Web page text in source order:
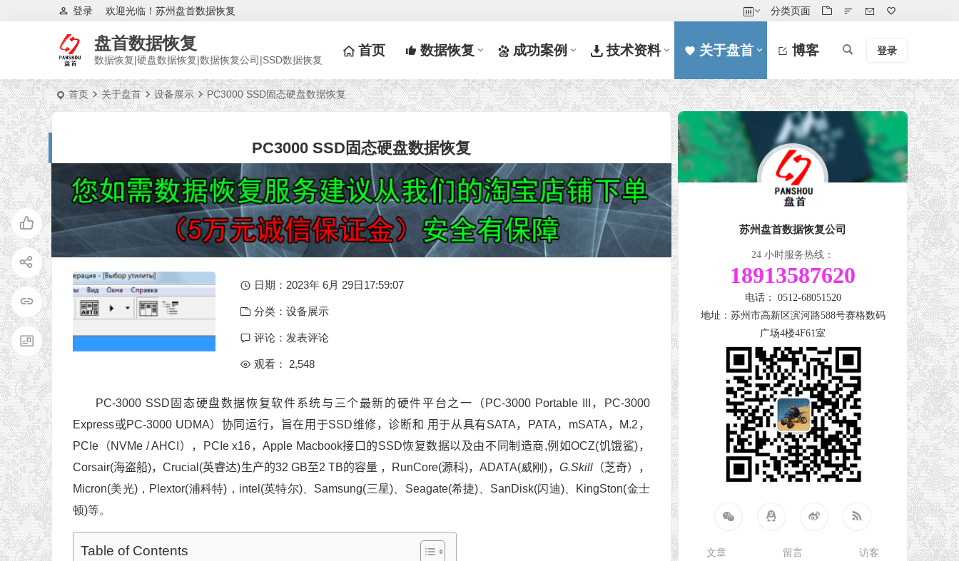
欢迎光临！苏州盘首数据恢复
登录 分类页面
盘首数据恢复
数据恢复|硬盘数据恢复|数据恢复公司|SSD数据恢复
首页 数据恢复 成功案例 技术资料 关于盘首 博客 登录
首页 关于盘首 设备展示 PC3000 SSD固态硬盘数据恢复
PC3000 SSD固态硬盘数据恢复
日期：2023年 6月 29日17:59:07
分类： 设备展示
评论： 发表评论
观看： 2,548
PC-3000 SSD固态硬盘数据恢复软件系统与三个最新的硬件平台之一（PC-3000 Portable III，PC-3000
Express或PC-3000 UDMA）协同运行，旨在用于SSD维修，诊断和 用于从具有SATA，PATA，mSATA，M.2，
PCIe（NVMe / AHCI），PCIe x16，Apple Macbook接口的SSD恢复数据以及由不同制造商,例如OCZ(饥饿鲨)，
Corsair(海盗船)，Crucial(英睿达)生产的32 GB至2 TB的容量 ，RunCore(源科)，ADATA(威刚)， G.Skill（芝奇），
Micron(美光)，Plextor(浦科特)，intel(英特尔)、Samsung(三星)、Seagate(希捷)、SanDisk(闪迪)、KingSton(金士
顿)等。
Table of Contents
苏州盘首数据恢复公司
24 小时服务热线：
18913587620
电话： 0512-68051520
地址：苏州市高新区滨河路588号赛格数码
广场4楼4F61室
文章 留言 访客